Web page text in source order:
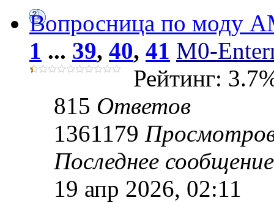
Вопросница по моду
1 ... 39, 40, 41 M0-
Рейтинг:
815 Ответов
1361179
Последнее
19 апр 2026, 02:11